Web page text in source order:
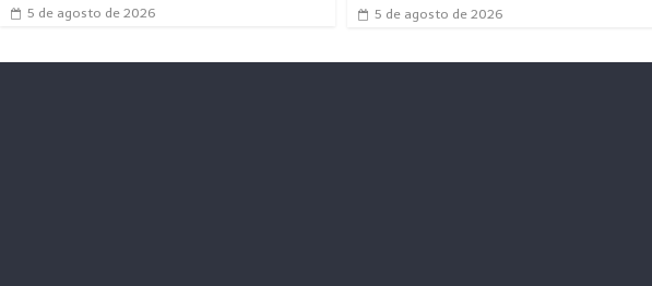
5 de agosto de 2026 5 de agosto de 2026